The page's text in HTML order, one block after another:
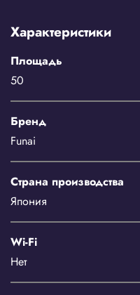
Характеристики
Площадь
50
Бренд
Funai
Страна производства
Япония
Wi-Fi
Нет